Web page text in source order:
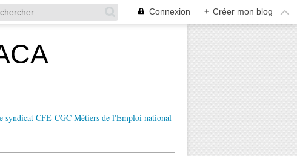
Connexion + Créer mon blog
syndicat CFE-CGC Métiers de l'Emploi national